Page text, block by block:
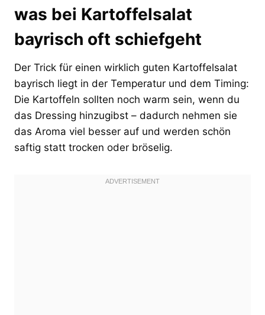
was bei Kartoffelsalat
bayrisch oft schiefgeht
Der Trick für einen wirklich guten Kartoffelsalat
bayrisch liegt in der Temperatur und dem Timing:
Die Kartoffeln sollten noch warm sein, wenn du
das Dressing hinzugibst – dadurch nehmen sie
das Aroma viel besser auf und werden schön
saftig statt trocken oder bröselig.